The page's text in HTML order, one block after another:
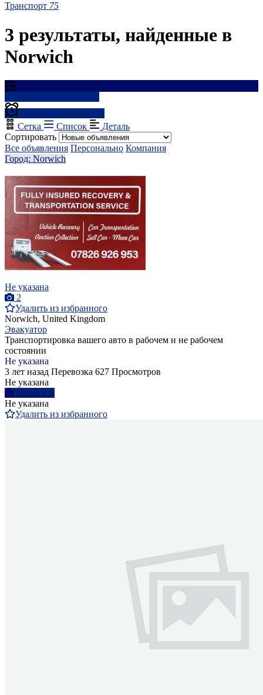
Транспорт 75
3 результаты, найденные в
Norwich
Сетка
Список
Деталь
Сортировать
Все объявления Персонально Компания
Город: Norwich
Не указана
2
Удалить из избранного
Norwich, United Kingdom
Эвакуатор
Транспортировка вашего авто в рабочем и не рабочем
состоянии
Не указана
3 лет назад Перевозка 627 Просмотров
Не указана
Написать
Не указана
Удалить из избранного